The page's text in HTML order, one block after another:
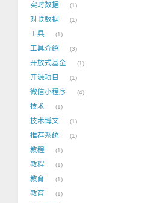
实时数据 1
对联数据 1
工具 1
工具介绍 3
开放式基金 1
开源项目 1
微信小程序 4
技术 1
技术博文 1
推荐系统 1
教程 1
教程 1
教育 1
教育 1